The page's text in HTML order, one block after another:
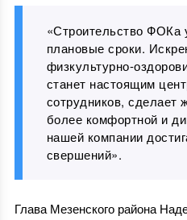
«Строительство ФОКа
плановые сроки.
физкультурно-
станет настоящим
сотрудников, сделает
более комфортной и
нашей компании
свершений».
Глава Мезенского района